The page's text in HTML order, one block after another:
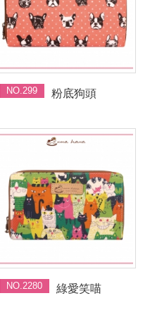
NO.299 粉底狗頭
NO.2280 綠愛笑喵